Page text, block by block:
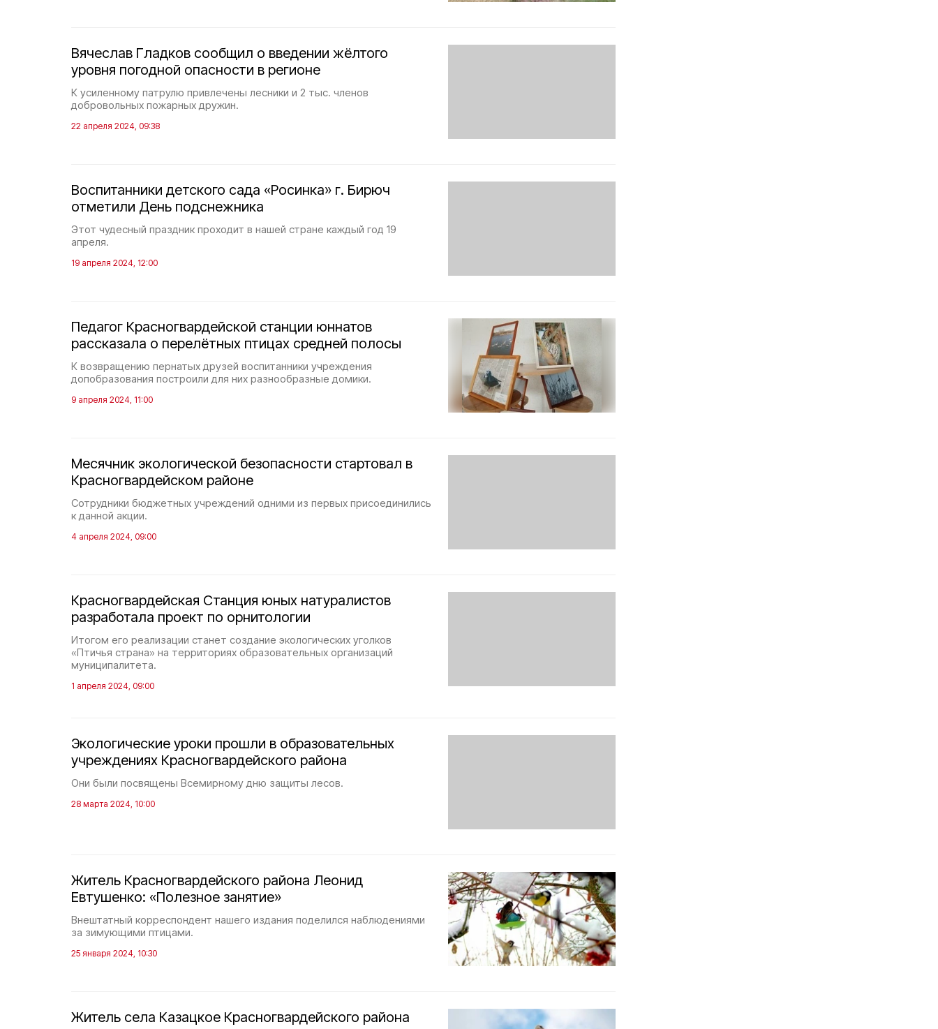
Вячеслав Гладков сообщил о введении жёлтого
уровня погодной опасности в регионе
К усиленному патрулю привлечены лесники и 2 тыс. членов
добровольных пожарных дружин.
22 апреля 2024, 09:38
Воспитанники детского сада «Росинка» г. Бирюч
отметили День подснежника
Этот чудесный праздник проходит в нашей стране каждый год 19
апреля.
19 апреля 2024, 12:00
Педагог Красногвардейской станции юннатов
рассказала о перелётных птицах средней полосы
К возвращению пернатых друзей воспитанники учреждения
допобразования построили для них разнообразные домики.
9 апреля 2024, 11:00
Месячник экологической безопасности стартовал в
Красногвардейском районе
Сотрудники бюджетных учреждений одними из первых присоединились
к данной акции.
4 апреля 2024, 09:00
Красногвардейская Станция юных натуралистов
разработала проект по орнитологии
Итогом его реализации станет создание экологических уголков
«Птичья страна» на территориях образовательных организаций
муниципалитета.
1 апреля 2024, 09:00
Экологические уроки прошли в образовательных
учреждениях Красногвардейского района
Они были посвящены Всемирному дню защиты лесов.
28 марта 2024, 10:00
Житель Красногвардейского района Леонид
Евтушенко: «Полезное занятие»
Внештатный корреспондент нашего издания поделился наблюдениями
за зимующими птицами.
25 января 2024, 10:30
Житель села Казацкое Красногвардейского района